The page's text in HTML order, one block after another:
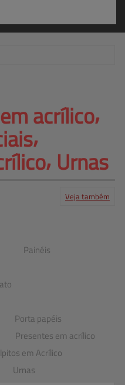
acrílico⸴
Urnas
Veja também
Painéis
Porta papéis
Presentes em acrílico
em Acrílico
Urnas